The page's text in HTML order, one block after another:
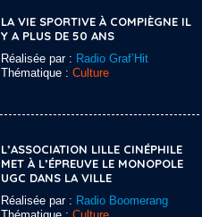
LA VIE SPORTIVE À COMPIÈGNE IL
Y A PLUS DE 50 ANS
Réalisée par : Radio Graf’Hit
Thématique : Culture
L’ASSOCIATION LILLE CINÉPHILE
MET À L’ÉPREUVE LE MONOPOLE
UGC DANS LA VILLE
Réalisée par : Radio Boomerang